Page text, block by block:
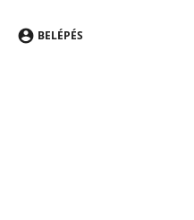
BELÉPÉS